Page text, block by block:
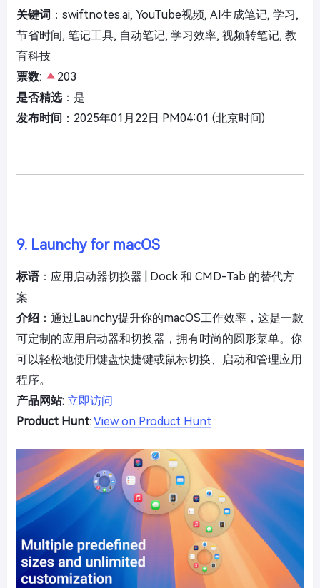
关键词 ：swiftnotes.ai, YouTube视频, AI生成笔记, 学习,
节省时间, 笔记工具, 自动笔记, 学习效率, 视频转笔记, 教
育科技
票数:
203
是否精选：是
发布时间 ：2025年01月22日 PM04:01 (北京时间)
9. Launchy for macOS
标语：应用启动器切换器 | Dock 和 CMD-Tab 的替代方
案
介绍 ：通过Launchy提升你的macOS工作效率，这是一款
可定制的应用启动器和切换器，拥有时尚的圆形菜单。你
可以轻松地使用键盘快捷键或鼠标切换、启动和管理应用
程序。
产品网站: 立即访问
Product Hunt: View on Product Hunt